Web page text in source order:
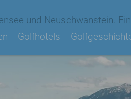
und Neuschwanstein.
Golfhotels